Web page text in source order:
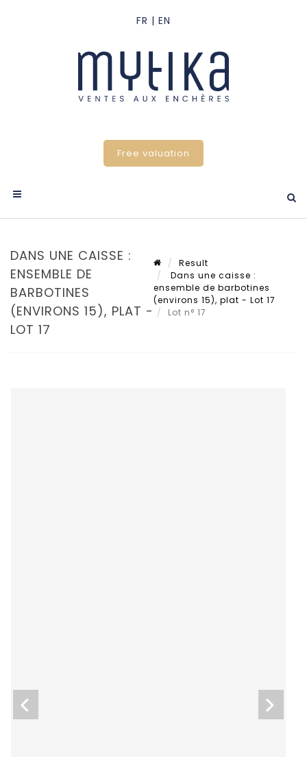
Free valuation
DANS UNE CAISSE :
ENSEMBLE DE
BARBOTINES
(ENVIRONS 15), PLAT -
LOT 17
Result
Dans une caisse :
ensemble de barbotines
(environs 15), plat - Lot 17
Lot n° 17